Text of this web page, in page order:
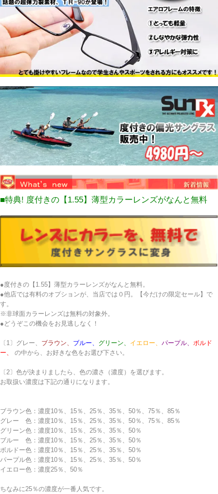
■特典! 度付きの【1.55】薄型カラーレンズがなんと無料
●度付きの【1.55】薄型カラーレンズがなんと無料。
●他店では有料のオプションが、当店では０円。【今だけの限定セール】で
す。
※非球面カラーレンズは無料の対象外。
●どうぞこの機会をお見逃しなく！
〔1〕 グレー、 ブラウン、 ブルー、 グリーン、 イエロー、 パープル、 ボルド
ー、
の中から、お好きな色をお選び下さい。
〔2〕色が決まりましたら、色の濃さ（濃度）を選びます。
お取扱い濃度は下記の通りになります。
ブラウン色：濃度10％、15％、25％、35％、50％、75％、85％
グレー 色：濃度10％、15％、25％、35％、50％、75％、85％
グリーン色：濃度10％、15％、25％、35％、50％
ブルー 色：濃度10％、15％、25％、35％、50％
ボルドー色：濃度10％、15％、25％、35％、50％
パープル色：濃度10％、15％、25％、35％、50％
イエロー色：濃度25％、50％
ちなみに25％の濃度が一番人気です。